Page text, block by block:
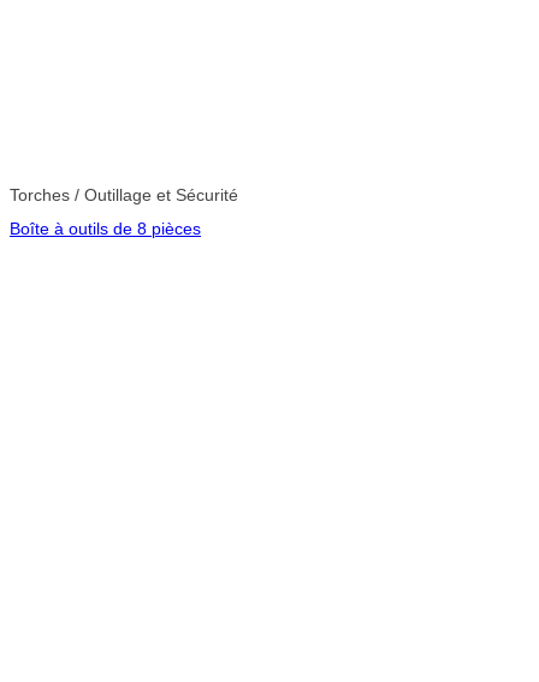
Torches / Outillage et Sécurité
Boîte à outils de 8 pièces